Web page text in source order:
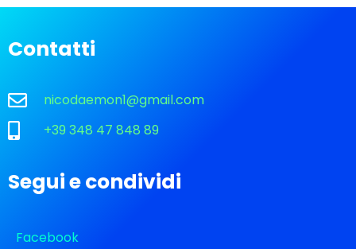
Contatti
nicodaemon1@gmail.com
+39 348 47 848 89
Segui e condividi
Facebook